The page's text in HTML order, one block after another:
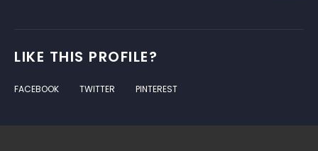
LIKE THIS PROFILE?
FACEBOOK TWITTER PINTEREST